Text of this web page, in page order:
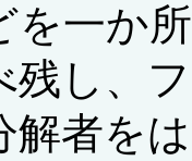
を一か
残し、
解者を